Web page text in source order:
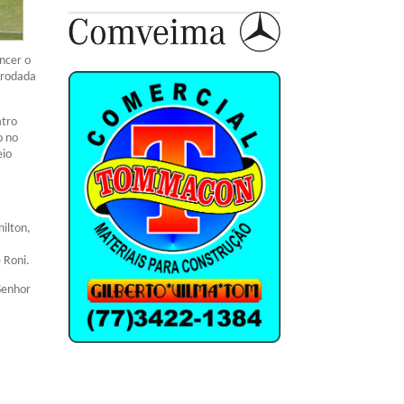
o
no
Roni.